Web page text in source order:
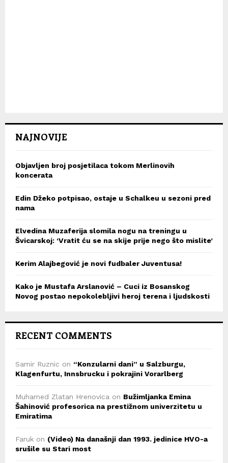
NAJNOVIJE
Objavljen broj posjetilaca tokom Merlinovih
koncerata
Edin Džeko potpisao, ostaje u Schalkeu u sezoni pred
nama
Elvedina Muzaferija slomila nogu na treningu u
Švicarskoj: ‘Vratit ću se na skije prije nego što mislite’
Kerim Alajbegović je novi fudbaler Juventusa!
Kako je Mustafa Arslanović – Cuci iz Bosanskog
Novog postao nepokolebljivi heroj terena i ljudskosti
RECENT COMMENTS
Samir Ruznic on “Konzularni dani” u Salzburgu,
Klagenfurtu, Innsbrucku i pokrajini Vorarlberg
Muhamed Zlatan Hrenovica on Bužimljanka Emina
Šahinović profesorica na prestižnom univerzitetu u
Emiratima
Faruk on (Video) Na današnji dan 1993. jedinice HVO-a
srušile su Stari most